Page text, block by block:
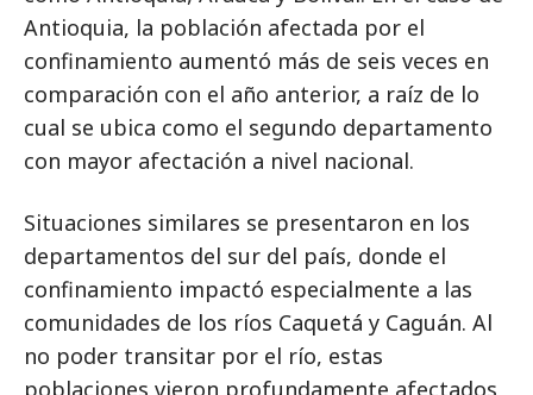
Antioquia, la población afectada por el
confinamiento aumentó más de seis veces en
comparación con el año anterior, a raíz de lo
cual se ubica como el segundo departamento
con mayor afectación a nivel nacional.
Situaciones similares se presentaron en los
departamentos del sur del país, donde el
confinamiento impactó especialmente a las
comunidades de los ríos Caquetá y Caguán. Al
no poder transitar por el río, estas
poblaciones vieron profundamente afectados